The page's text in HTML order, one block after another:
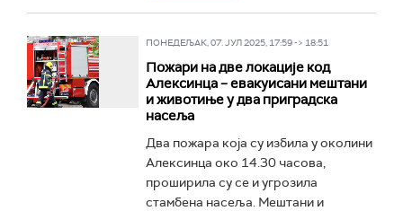
ПОНЕДЕЉАК, 07. ЈУЛ 2025, 17:59 -> 18:51
Пожари на две локације код
Алексинца – евакуисани мештани
и животиње у два приградска
насеља
Два пожара која су избила у околини
Алексинца око 14.30 часова,
проширила су се и угрозила
стамбена насеља. Мештани и